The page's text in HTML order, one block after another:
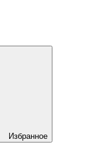
Избранное